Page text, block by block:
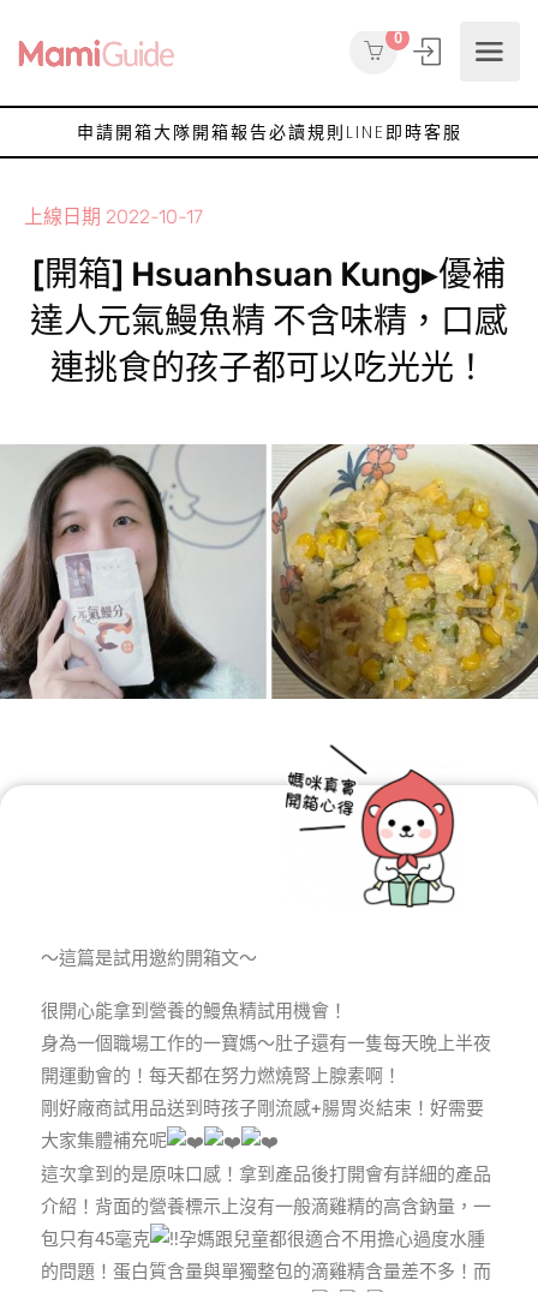
0
申請開箱大隊開箱報告必讀規則 LINE即時客服
上線日期 2022-10-17
[開箱] Hsuanhsuan Kung▸優補
達人元氣鰻魚精 不含味精，口感
連挑食的孩子都可以吃光光！
～這篇是試用邀約開箱文～
很開心能拿到營養的鰻魚精試用機會！
身為一個職場工作的一寶媽～肚子還有一隻每天晚上半夜
開運動會的！每天都在努力燃燒腎上腺素啊！
剛好廠商試用品送到時孩子剛流感+腸胃炎結束！好需要
大家集體補充呢
這次拿到的是原味口感！拿到產品後打開會有詳細的產品
介紹！背面的營養標示上沒有一般滴雞精的高含鈉量，一
包只有45毫克
孕媽跟兒童都很適合不用擔心過度水腫
的問題！蛋白質含量與單獨整包的滴雞精含量差不多！而